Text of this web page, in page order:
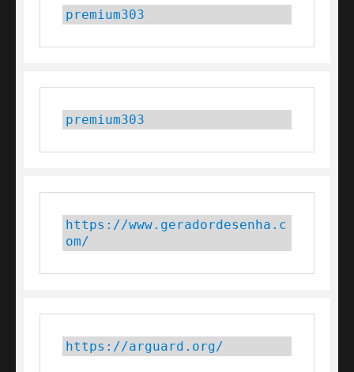
premium303
premium303
https://www.geradordesenha.c
om/
https://arguard.org/